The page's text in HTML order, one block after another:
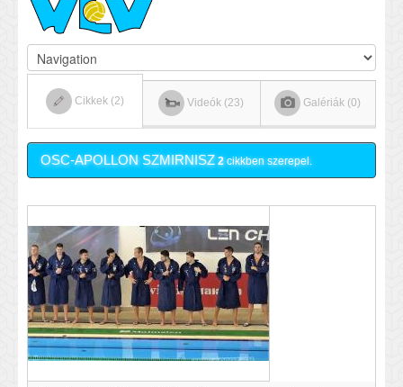
Cikkek (2) Videók (23) Galériák (0)
OSC-APOLLON SZMIRNISZ 2cikkben szerepel.